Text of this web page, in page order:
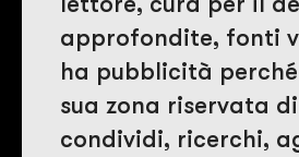
approfondite, fonti
ha pubblicità
sua zona riservata
condividi, ricerchi,